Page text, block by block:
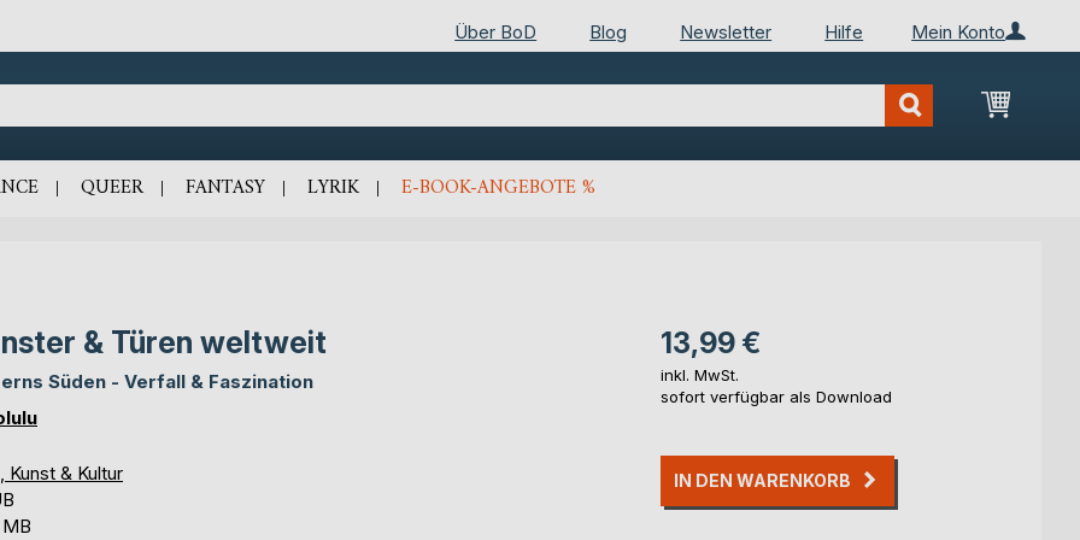
Mein Konto
Über BoD Blog Newsletter Hilfe
Mein
QUEER FANTASY LYRIK E-BOOK-ANGEBOTE %
& Türen weltweit
Süden - Verfall & Faszination
Kunst & Kultur
MB
13,99 €
inkl. MwSt.
sofort verfügbar als Download
IN DEN WARENKORB